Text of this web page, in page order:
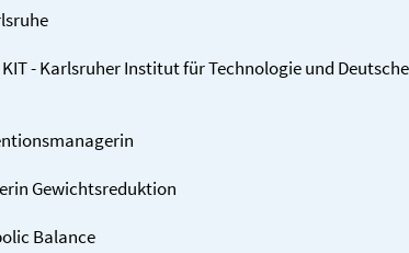
- Karls­ruher Institut für Techno­logie und
Gewichts­reduktion
Balance